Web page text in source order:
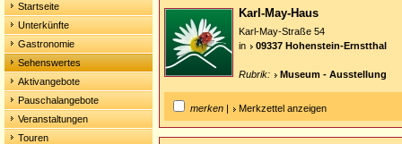
Startseite
Unterkünfte
Gastronomie
Sehenswertes
Aktivangebote
Pauschalangebote
Veranstaltungen
Touren
Karl-May-Haus
Karl-May-Straße 54
in
09337 Hohenstein-Ernstthal
Rubrik: Museum - Ausstellung
merken | Merkzettel anzeigen